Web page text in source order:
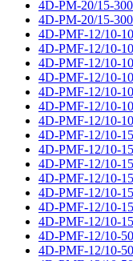
4D-PM-20/15-
4D-PM-20/15-
4D-PMF-12/10-
4D-PMF-12/10-
4D-PMF-12/10-
4D-PMF-12/10-
4D-PMF-12/10-
4D-PMF-12/10-
4D-PMF-12/10-
4D-PMF-12/10-
4D-PMF-12/10-
4D-PMF-12/10-
4D-PMF-12/10-
4D-PMF-12/10-
4D-PMF-12/10-
4D-PMF-12/10-
4D-PMF-12/10-
4D-PMF-12/10-